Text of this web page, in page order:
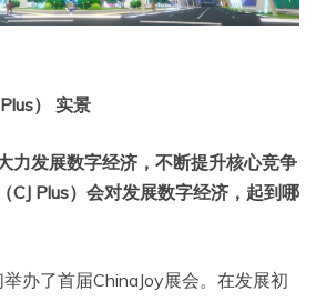
） 实景
力发展数字经济，不断提升核心竞争
CJ Plus）会对发展数字经济，起到哪
办了首届ChinaJoy展会。在发展初